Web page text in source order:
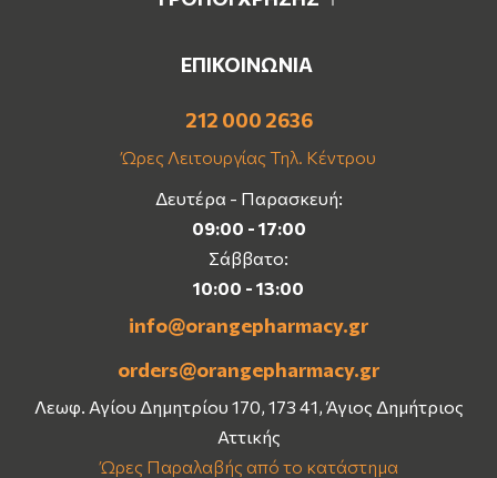
ΕΠΙΚΟΙΝΩΝΙΑ
212 000 2636
Ώρες Λειτουργίας Τηλ. Κέντρου
Δευτέρα - Παρασκευή:
09:00 - 17:00
Σάββατο:
10:00 - 13:00
info@orangepharmacy.gr
orders@orangepharmacy.gr
Λεωφ. Αγίου Δημητρίου 170, 173 41, Άγιος Δημήτριος
Αττικής
Ώρες Παραλαβής από το κατάστημα